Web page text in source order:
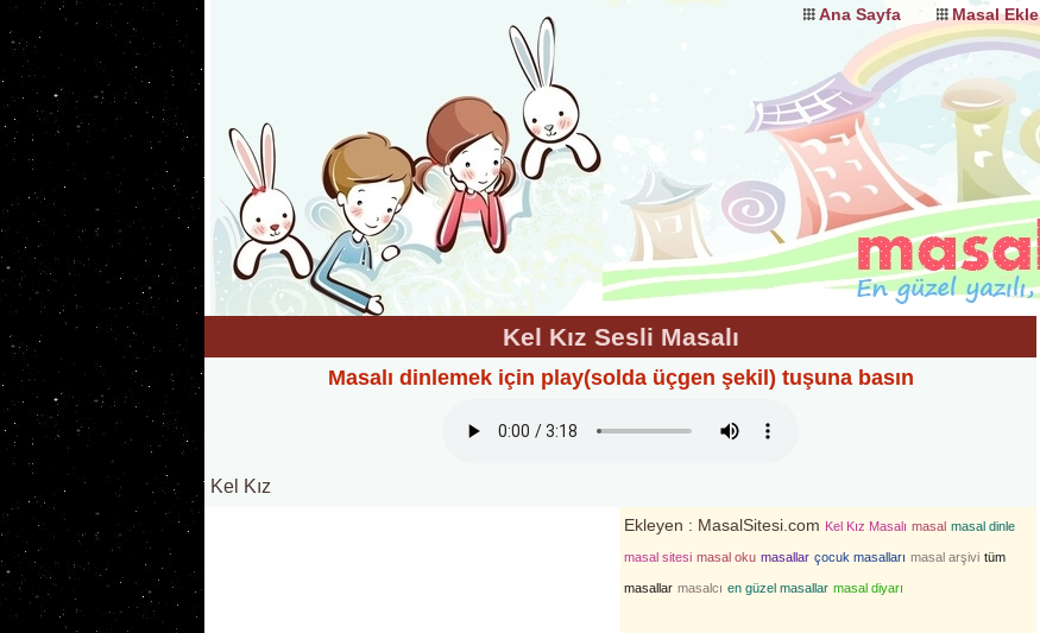
Ana Sayfa Masal Ekle
Kel Kız Sesli Masalı
Masalı dinlemek için play(solda üçgen şekil) tuşuna basın
Kel Kız
Ekleyen : MasalSitesi.com Kel Kız Masalı masal masal dinle
masal sitesi masal oku masallar çocuk masalları masal arşivi tüm
masallar masalcı en güzel masallar masal diyarı